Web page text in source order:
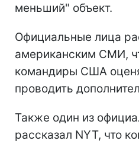
меньший" объект.
Официальные лица
американским СМИ,
командиры США
проводить
Также один из
рассказал NYT, что